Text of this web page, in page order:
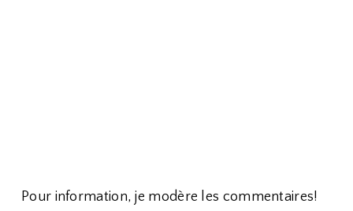
Pour information, je modère les commentaires!